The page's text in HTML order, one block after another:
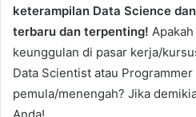
keterampilan Data Science
terbaru dan terpenting!
keunggulan di pasar kerja/
Data Scientist atau
pemula/menengah? Jika